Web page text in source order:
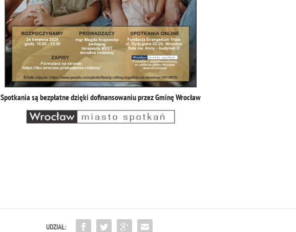
Spotkania są bezpłatne dzięki dofinansowaniu przez Gminę Wrocław
UDZIAŁ: